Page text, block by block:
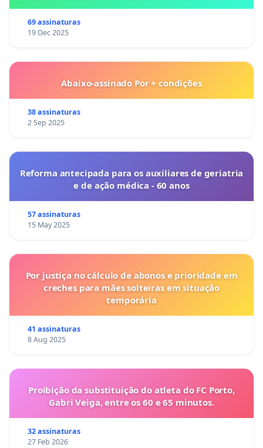
69 assinaturas
19 Dec 2025
Abaixo-assinado Por + condições
38 assinaturas
2 Sep 2025
Reforma antecipada para os auxiliares de geriatria
e de ação médica - 60 anos
57 assinaturas
15 May 2025
Por justiça no cálculo de abonos e prioridade em
creches para mães solteiras em situação
temporária
41 assinaturas
8 Aug 2025
Proibição da substituição do atleta do FC Porto,
Gabri Veiga, entre os 60 e 65 minutos.
32 assinaturas
27 Feb 2026